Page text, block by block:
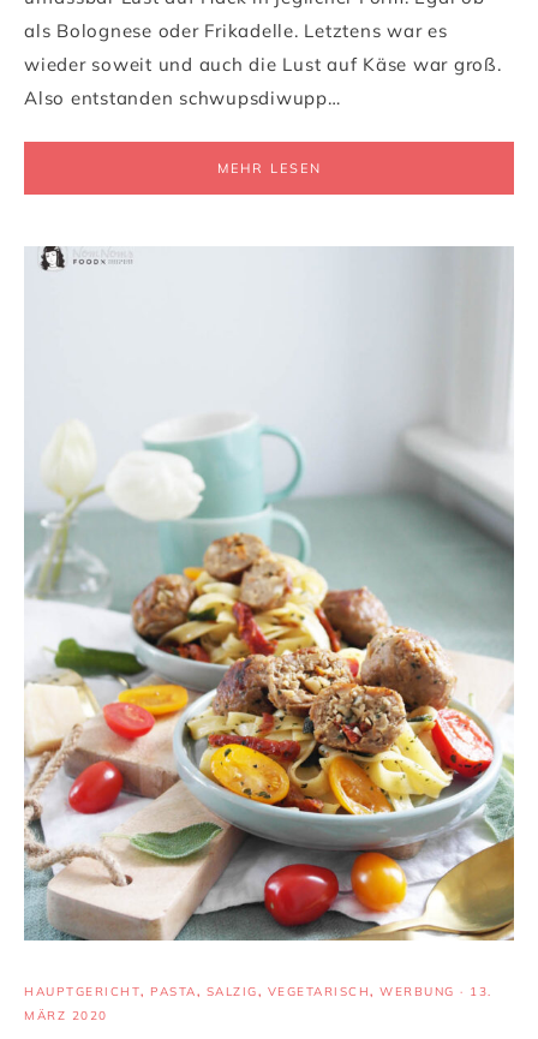
als Bolognese oder Frikadelle. Letztens war es
wieder soweit und auch die Lust auf Käse war groß.
Also entstanden schwupsdiwupp…
MEHR LESEN
HAUPTGERICHT, PASTA, SALZIG, VEGETARISCH, WERBUNG · 13.
MÄRZ 2020